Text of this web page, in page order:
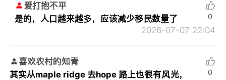
爱打抱不平
是的，人口越来越多，应该减少移民数量了
2026-07-07 22:04
0
喜欢农村的知青
其实从maple ridge 去hope 路上也很有风光，
0